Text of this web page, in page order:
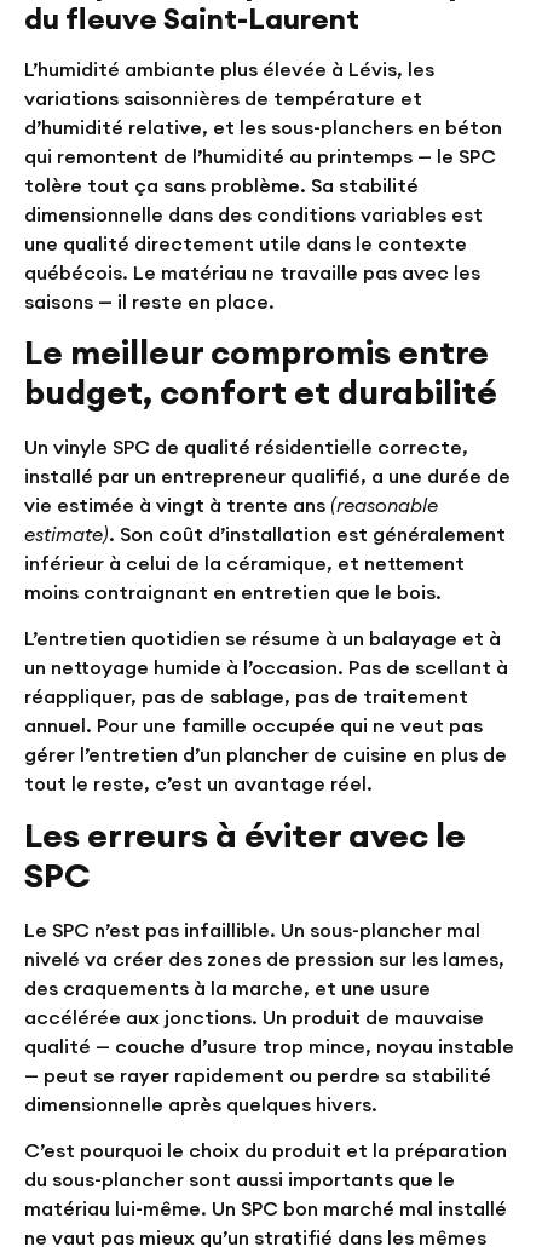
du fleuve Saint-Laurent
L’humidité ambiante plus élevée à Lévis, les
variations saisonnières de température et
d’humidité relative, et les sous-planchers en béton
qui remontent de l’humidité au printemps — le SPC
tolère tout ça sans problème. Sa stabilité
dimensionnelle dans des conditions variables est
une qualité directement utile dans le contexte
québécois. Le matériau ne travaille pas avec les
saisons — il reste en place.
Le meilleur compromis entre
budget, confort et durabilité
Un vinyle SPC de qualité résidentielle correcte,
installé par un entrepreneur qualifié, a une durée de
vie estimée à vingt à trente ans (reasonable
estimate). Son coût d’installation est généralement
inférieur à celui de la céramique, et nettement
moins contraignant en entretien que le bois.
L’entretien quotidien se résume à un balayage et à
un nettoyage humide à l’occasion. Pas de scellant à
réappliquer, pas de sablage, pas de traitement
annuel. Pour une famille occupée qui ne veut pas
gérer l’entretien d’un plancher de cuisine en plus de
tout le reste, c’est un avantage réel.
Les erreurs à éviter avec le
SPC
Le SPC n’est pas infaillible. Un sous-plancher mal
nivelé va créer des zones de pression sur les lames,
des craquements à la marche, et une usure
accélérée aux jonctions. Un produit de mauvaise
qualité — couche d’usure trop mince, noyau instable
— peut se rayer rapidement ou perdre sa stabilité
dimensionnelle après quelques hivers.
C’est pourquoi le choix du produit et la préparation
du sous-plancher sont aussi importants que le
matériau lui-même. Un SPC bon marché mal installé
ne vaut pas mieux qu’un stratifié dans les mêmes